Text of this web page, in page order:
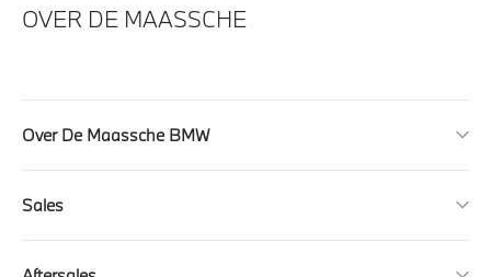
OVER DE MAASSCHE
Over De Maassche BMW
Sales